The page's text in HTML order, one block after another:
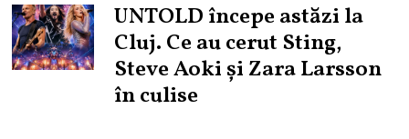
UNTOLD începe astăzi la
Cluj. Ce au cerut Sting,
Steve Aoki și Zara Larsson
în culise